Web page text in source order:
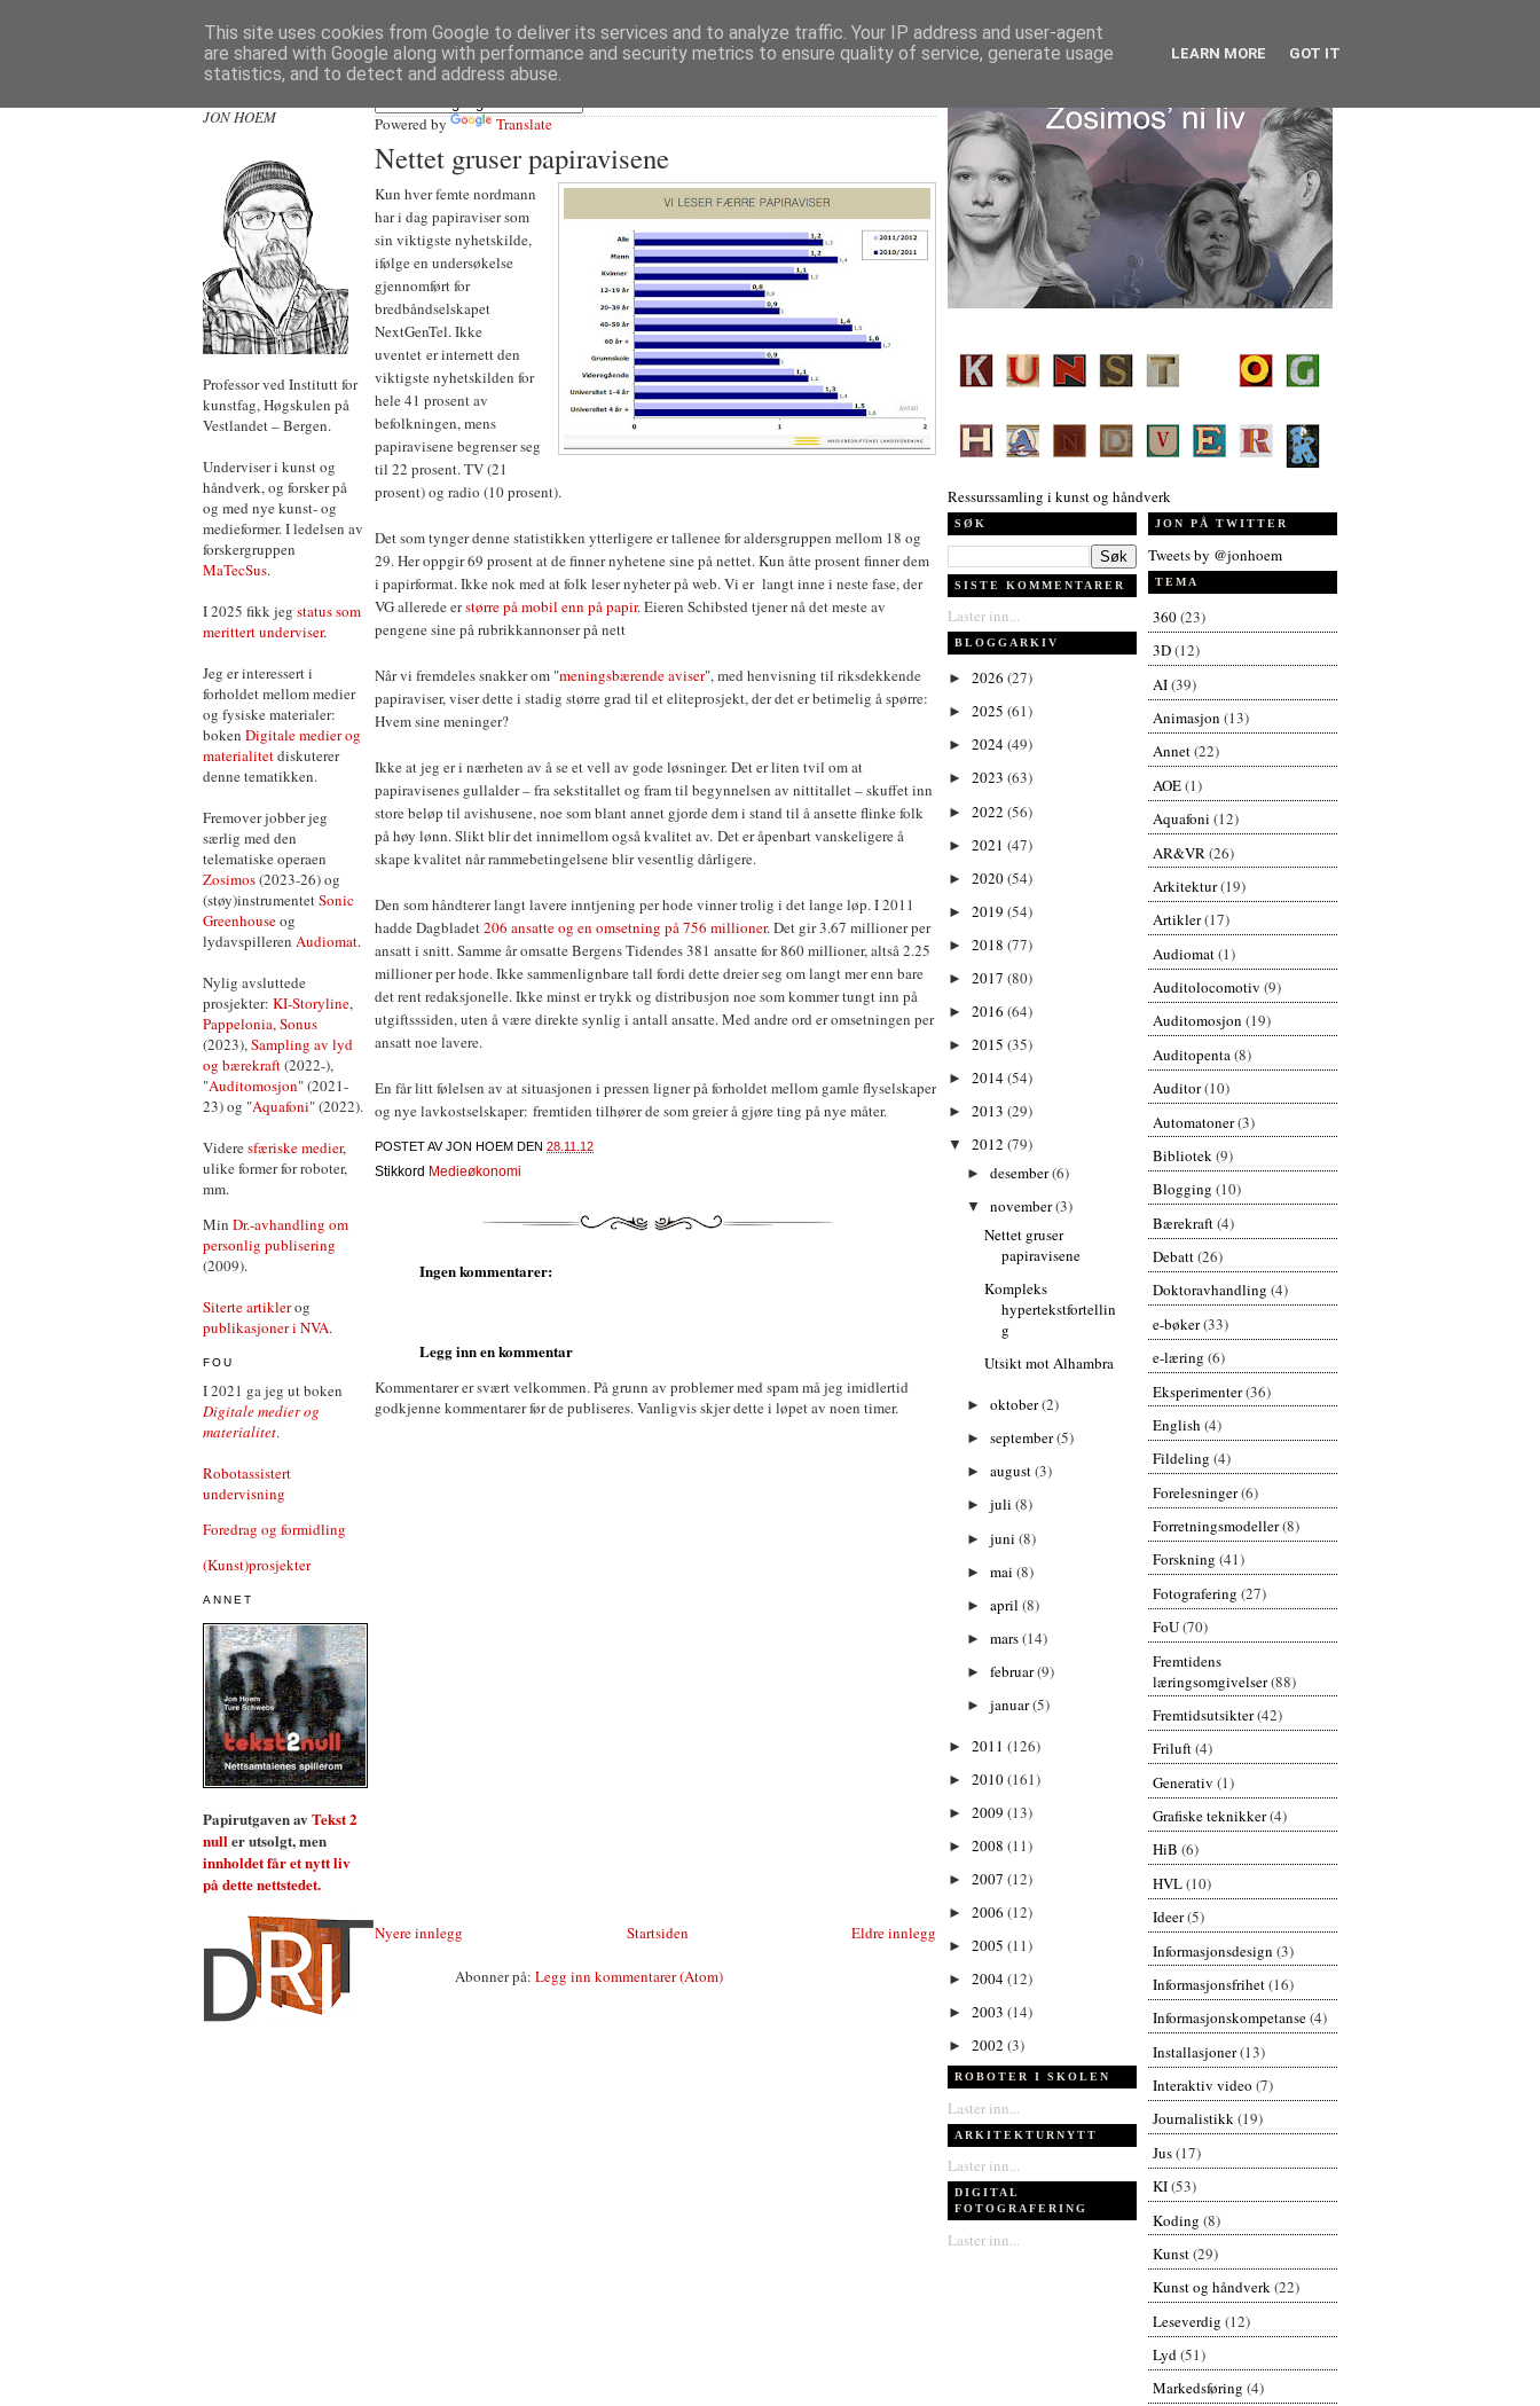
JON HOEM
Professor ved Institutt for
kunstfag, Høgskulen på
Vestlandet – Bergen.
Underviser i kunst og
håndverk, og forsker på
og med nye kunst- og
medieformer. I ledelsen av
forskergruppen
MaTecSus.
I 2025 fikk jeg status som
merittert underviser.
Jeg er interessert i
forholdet mellom medier
og fysiske materialer:
boken Digitale medier og
materialitetdiskuterer
denne tematikken.
Fremover jobber jeg
særlig med den
telematiske operaen
Zosimos(2023-26) og
(støy)instrumentetSonic
Greenhouseog
lydavspilleren Audiomat.
Nylig avsluttede
prosjekter: KI-Storyline,
Pappelonia,Sonus
(2023),Sampling av lyd
og bærekraft(2022-),
"Auditomosjon" (2021-
23) og "Aquafoni" (2022).
Videresfæriske medier,
ulike former for roboter,
mm.
Min Dr.-avhandling om
personlig publisering
(2009).
Siterte artiklerog
publikasjoner i NVA.
FOU
I 2021 ga jeg ut boken
Digitale medier og
materialitet.
Robotassistert
undervisning
Foredrag og formidling
(Kunst)prosjekter
ANNET
Papirutgaven av Tekst 2
nuller utsolgt, men
innholdet får et nytt liv
på dette nettstedet.
Powered by Translate
Nettet gruser papiravisene
Kun hver femte nordmann
har i dag papiraviser som
sin viktigste nyhetskilde,
ifølge en undersøkelse
gjennomført for
bredbåndselskapet
NextGenTel. Ikke
uventet er internett den
viktigste nyhetskilden for
hele 41 prosent av
befolkningen, mens
papiravisene begrenser seg
til 22 prosent. TV (21
prosent) og radio (10 prosent).
Det som tynger denne statistikken ytterligere er tallenee for aldersgruppen mellom 18 og
29. Her oppgir 69 prosent at de finner nyhetene sine på nettet. Kun åtte prosent finner dem
i papirformat. Ikke nok med at folk leser nyheter på web. Vi er langt inne i neste fase, der
VG allerede erstørre på mobil enn på papir. Eieren Schibsted tjener nå det meste av
pengene sine på rubrikkannonser på nett
Når vi fremdeles snakker om "meningsbærende aviser", med henvisning til riksdekkende
papiraviser, viser dette i stadig større grad til et eliteprosjekt, der det er betimelig å spørre:
Hvem sine meninger?
Ikke at jeg er i nærheten av å se et vell av gode løsninger. Det er liten tvil om at
papiravisenes gullalder – fra sekstitallet og fram til begynnelsen av nittitallet – skuffet inn
store beløp til avishusene, noe som blant annet gjorde dem i stand til å ansette flinke folk
på høy lønn. Slikt blir det innimellom også kvalitet av. Det er åpenbart vanskeligere å
skape kvalitet når rammebetingelsene blir vesentlig dårligere.
Den som håndterer langt lavere inntjening per hode vinner trolig i det lange løp. I 2011
hadde Dagbladet206 ansatte og en omsetning på 756 millioner. Det gir 3.67 millioner per
ansatt i snitt. Samme år omsatte Bergens Tidendes 381 ansatte for 860 millioner, altså 2.25
millioner per hode. Ikke sammenlignbare tall fordi dette dreier seg om langt mer enn bare
det rent redaksjonelle. Ikke minst er trykk og distribusjon noe som kommer tungt inn på
utgiftsssiden, uten å være direkte synlig i antall ansatte. Med andre ord er omsetningen per
ansatt noe lavere.
En får litt følelsen av at situasjonen i pressen ligner på forholdet mellom gamle flyselskaper
og nye lavkostselskaper: fremtiden tilhører de som greier å gjøre ting på nye måter.
POSTET AVJON HOEM DEN 28.11.12
Stikkord Medieøkonomi
Ingen kommentarer:
Legg inn en kommentar
Kommentarer er svært velkommen. På grunn av problemer med spam må jeg imidlertid
godkjenne kommentarer før de publiseres. Vanligvis skjer dette i løpet av noen timer.
Nyere innlegg Eldre innlegg
Startsiden
Abonner på: Legg inn kommentarer (Atom)
Ressurssamling i kunst og håndverk
SØK
SISTE KOMMENTARER
Laster inn...
BLOGGARKIV
► 2026 (27)
► 2025 (61)
► 2024(49)
► 2023 (63)
► 2022 (56)
► 2021 (47)
► 2020(54)
► 2019 (54)
► 2018 (77)
► 2017 (80)
► 2016 (64)
► 2015 (35)
► 2014(54)
► 2013 (29)
▼ 2012 (79)
► desember(6)
▼ november(3)
Nettet gruser
papiravisene
Kompleks
hypertekstfortellin
g
Utsikt mot Alhambra
► oktober(2)
► september(5)
► august(3)
► juli (8)
► juni (8)
► mai (8)
► april (8)
► mars(14)
► februar(9)
► januar(5)
► 2011 (126)
► 2010(161)
► 2009 (13)
► 2008 (11)
► 2007 (12)
► 2006 (12)
► 2005 (11)
► 2004(12)
► 2003 (14)
► 2002 (3)
ROBOTER I SKOLEN
Laster inn...
ARKITEKTURNYTT
Laster inn...
DIGITAL
FOTOGRAFERING
Laster inn...
JON PÅ TWITTER
Tweets by @jonhoem
TEMA
360(23)
3D(12)
AI(39)
Animasjon (13)
Annet(22)
AOE(1)
Aquafoni (12)
AR&VR (26)
Arkitektur(19)
Artikler(17)
Audiomat(1)
Auditolocomotiv (9)
Auditomosjon (19)
Auditopenta(8)
Auditor(10)
Automatoner(3)
Bibliotek(9)
Blogging (10)
Bærekraft(4)
Debatt(26)
Doktoravhandling (4)
e-bøker(33)
e-læring (6)
Eksperimenter(36)
English (4)
Fildeling (4)
Forelesninger(6)
Forretningsmodeller(8)
Forskning (41)
Fotografering (27)
FoU(70)
Fremtidens
læringsomgivelser(88)
Fremtidsutsikter(42)
Friluft(4)
Generativ (1)
Grafiske teknikker(4)
HiB (6)
HVL(10)
Ideer(5)
Informasjonsdesign (3)
Informasjonsfrihet(16)
Informasjonskompetanse(4)
Installasjoner(13)
Interaktiv video (7)
Journalistikk(19)
Jus(17)
KI(53)
Koding (8)
Kunst(29)
Kunst og håndverk(22)
Leseverdig (12)
Lyd(51)
Markedsføring (4)
This site uses cookies from Google to deliver its services and to analyze traffic. Your IP address and user-agent
are shared with Google along with performance and security metrics to ensure quality of service, generate usage
statistics, and to detect and address abuse.
LEARN MORE GOT IT